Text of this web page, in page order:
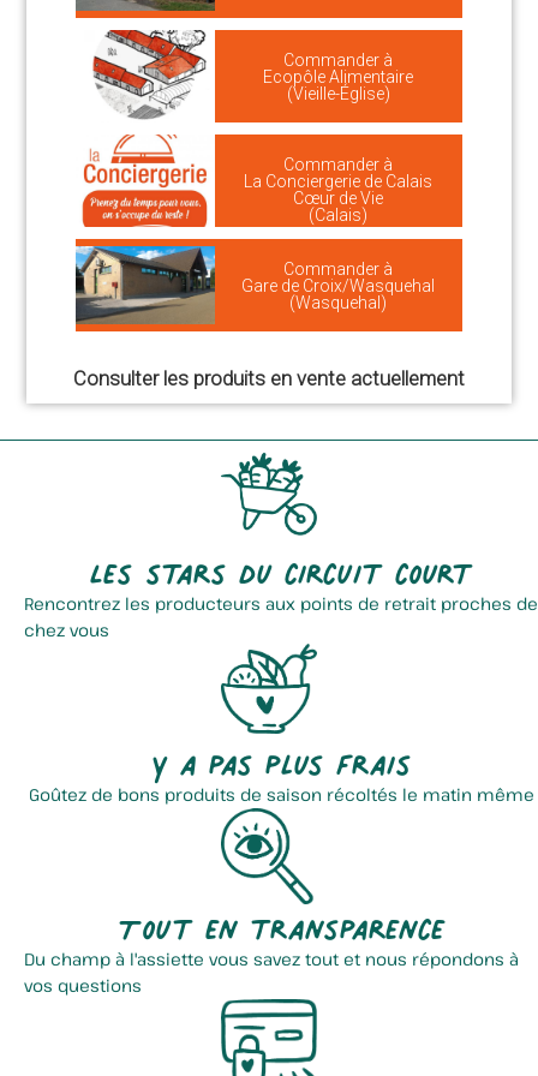
Commander à
Ecopôle Alimentaire
(Vieille-Église)
Commander à
La Conciergerie de Calais
Cœur de Vie
(Calais)
Commander à
Gare de Croix/Wasquehal
(Wasquehal)
Consulter les produits en vente actuellement
Les stars du circuit court
Rencontrez les producteurs aux points de retrait proches de
chez vous
Y a pas plus frais
Goûtez de bons produits de saison récoltés le matin même
Tout en transparence
Du champ à l'assiette vous savez tout et nous répondons à
vos questions